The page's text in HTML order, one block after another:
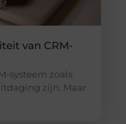
van CRM-
systeem zoals
zijn. Maar